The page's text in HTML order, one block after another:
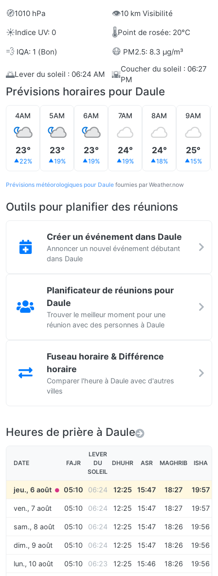
🧭1010 hPa 👁️10 km Visibilité
☀️Indice UV: 0 🌡️Point de rosée: 20°C
💨 IQA: 1 (Bon) 😷 PM2.5: 8.3 µg/m³
🌅Lever du soleil : 06:24 AM 🌇Coucher du soleil : 06:27
PM
Prévisions horaires pour Daule
4AM
23°
22%
5AM
23°
19%
6AM
23°
19%
7AM
24°
19%
8AM
24°
18%
9AM
25°
15%
Prévisions météorologiques pour Daule fournies par Weather.now
Outils pour planifier des réunions
Créer un événement dans Daule
Annoncer un nouvel événement débutant
dans Daule
Planificateur de réunions pour
Daule
Trouver le meilleur moment pour une
réunion avec des personnes à Daule
Fuseau horaire & Différence
horaire
Comparer l'heure à Daule avec d'autres
villes
Heures de prière à Daule
DATE FAJR
LEVER
DU
SOLEIL
DHUHR ASR MAGHRIB ISHA
jeu., 6 août ● 05:10 06:24 12:25 15:47 18:27 19:57
ven., 7 août 05:10 06:24 12:25 15:47 18:27 19:57
sam., 8 août 05:10 06:24 12:25 15:47 18:26 19:56
dim., 9 août 05:10 06:24 12:25 15:47 18:26 19:56
lun., 10 août 05:10 06:23 12:25 15:46 18:26 19:56